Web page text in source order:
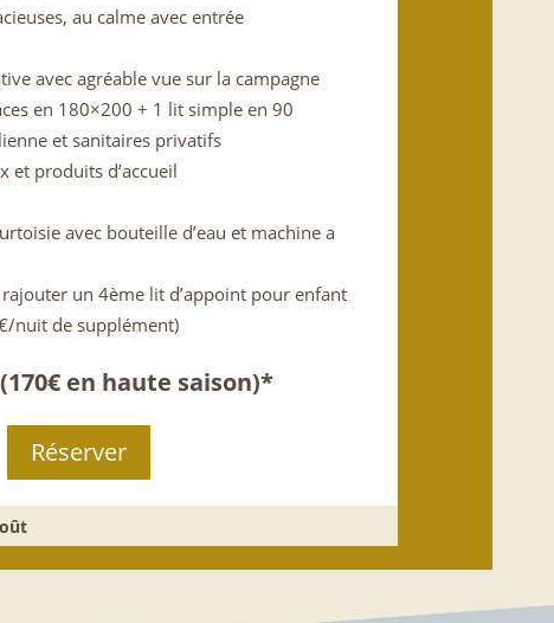
au calme avec entrée
avec agréable vue sur la campagne
en 180×200 + 1 lit simple en 90
et sanitaires privatifs
et produits d’accueil
avec bouteille d’eau et machine a
un 4ème lit d’appoint pour enfant
nuit de supplément)
en haute saison)*
Réserver